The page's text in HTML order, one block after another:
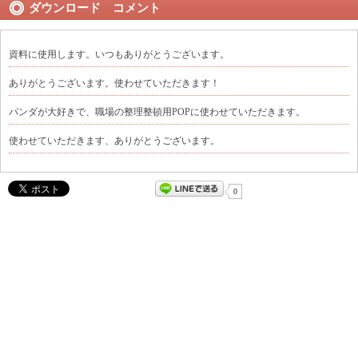
ダウンロード コメント
資料に使用します。いつもありがとうございます。
ありがとうございます。使わせていただきます！
パンダが大好きで、職場の整理整頓用POPに使わせていただきます。
使わせていただきます、ありがとうございます。
0